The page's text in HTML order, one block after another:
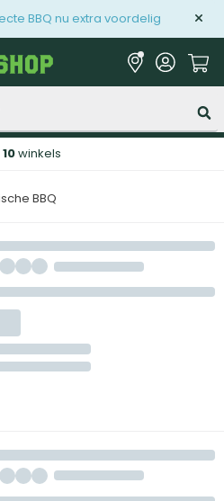
BBQ nu extra voordelig
10winkels
BBQ